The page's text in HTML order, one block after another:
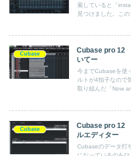
索していると「
見つけました。こ
Cubase
Cubase pro 12
いてー
今までCubaseを使
ルトが4拍子なので
取り組んだ「Now
Cubase
Cubase pro 12
ルエディター
Cubaseのデータ打